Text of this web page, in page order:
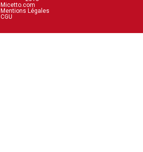
Micetto.com
Mentions Légales
CGU